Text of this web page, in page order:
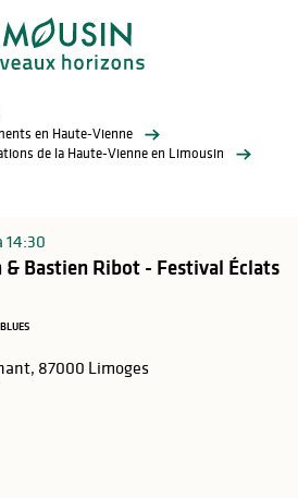
en Haute-Vienne
de la Haute-Vienne en Limousin
14:30
Bastien Ribot - Festival Éclats
87000 Limoges